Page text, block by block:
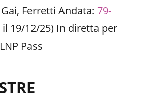
Ferretti Andata: 79-
19/12/25) In diretta per
Pass